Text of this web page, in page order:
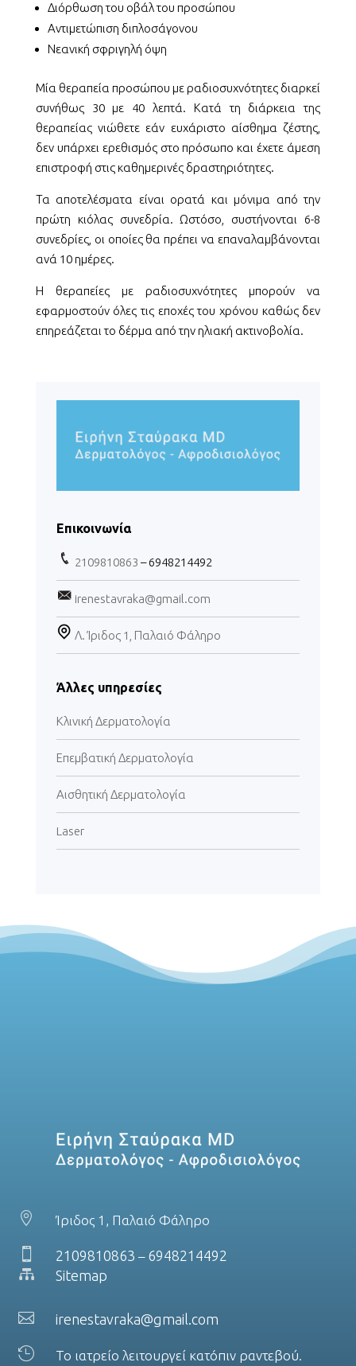
Διόρθωση του οβάλ του προσώπου
Αντιμετώπιση διπλοσάγονου
Νεανική σφριγηλή όψη
Μία θεραπεία προσώπου με ραδιοσυχνότητες διαρκεί
συνήθως 30 με 40 λεπτά. Κατά τη διάρκεια της
θεραπείας νιώθετε εάν ευχάριστο αίσθημα ζέστης,
δεν υπάρχει ερεθισμός στο πρόσωπο και έχετε άμεση
επιστροφή στις καθημερινές δραστηριότητες.
Τα αποτελέσματα είναι ορατά και μόνιμα από την
πρώτη κιόλας συνεδρία. Ωστόσο, συστήνονται 6-8
συνεδρίες, οι οποίες θα πρέπει να επαναλαμβάνονται
ανά 10 ημέρες.
Η θεραπείες με ραδιοσυχνότητες μπορούν να
εφαρμοστούν όλες τις εποχές του χρόνου καθώς δεν
επηρεάζεται το δέρμα από την ηλιακή ακτινοβολία.
Επικοινωνία
2109810863 – 6948214492
irenestavraka@gmail.com
Λ. Ίριδος 1, Παλαιό Φάληρο
Άλλες υπηρεσίες
Κλινική Δερματολογία
Επεμβατική Δερματολογία
Αισθητική Δερματολογία
Laser
 Ίριδος 1, Παλαιό Φάληρο
 2109810863 – 6948214492

Sitemap
 irenestavraka@gmail.com
 Το ιατρείο λειτουργεί κατόπιν ραντεβού.